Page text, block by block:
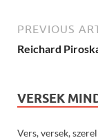
PREVIOUS
Reichard
VERSEK
Vers, versek,